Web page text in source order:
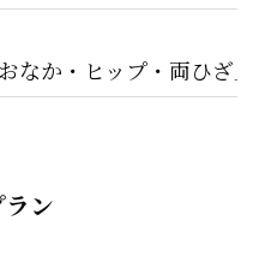
なか・ヒップ・両ひざ
ラン